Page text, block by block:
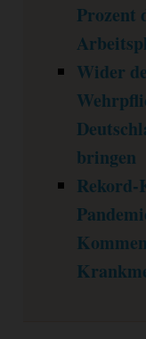
Prozent
Wider
bringen
Rekord-